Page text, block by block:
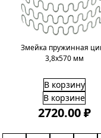
Змейка пружинная
3,8х570 мм
В корзину
В корзине
2720.00 ₽